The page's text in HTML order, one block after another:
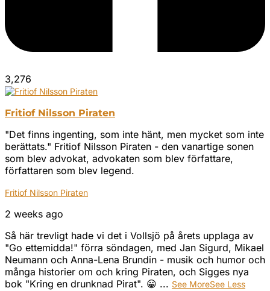
3,276
Fritiof Nilsson Piraten
"Det finns ingenting, som inte hänt, men mycket som inte
berättats." Fritiof Nilsson Piraten - den vanartige sonen
som blev advokat, advokaten som blev författare,
författaren som blev legend.
Fritiof Nilsson Piraten
2 weeks ago
Så här trevligt hade vi det i Vollsjö på årets upplaga av
"Go ettemidda!" förra söndagen, med Jan Sigurd, Mikael
Neumann och Anna-Lena Brundin - musik och humor och
många historier om och kring Piraten, och Sigges nya
bok "Kring en drunknad Pirat". 😀 ... See MoreSee Less